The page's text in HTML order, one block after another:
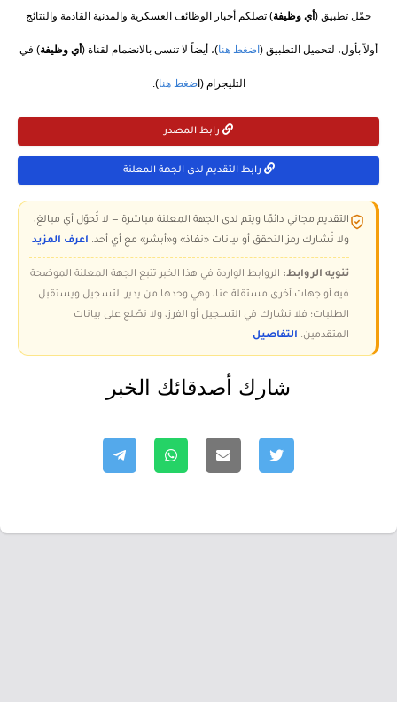
حمّل تطبيق ( أي وظيفة) تصلكم أخبار الوظائف العسكرية والمدنية القادمة والنتائج
أولاً بأول، لتحميل التطبيق ( اضغط هنا)، أيضاً لا تنسى بالانضمام لقناة ( أي وظيفة) في
التليجرام (اضغط هنا).
رابط المصدر
رابط التقديم لدى الجهة المعلنة
التقديم مجاني دائمًا ويتم لدى الجهة المعلنة مباشرة — لا تُحوّل أي مبالغ،
ولا تُشارك رمز التحقق أو بيانات «نفاذ» و«أبشر» مع أي أحد. اعرف المزيد
تنويه الروابط: الروابط الواردة في هذا الخبر تتبع الجهة المعلنة الموضحة
فيه أو جهات أخرى مستقلة عنا، وهي وحدها من يدير التسجيل ويستقبل
الطلبات؛ فلا نشارك في التسجيل أو الفرز، ولا نطّلع على بيانات
المتقدمين. التفاصيل
شارك أصدقائك الخبر